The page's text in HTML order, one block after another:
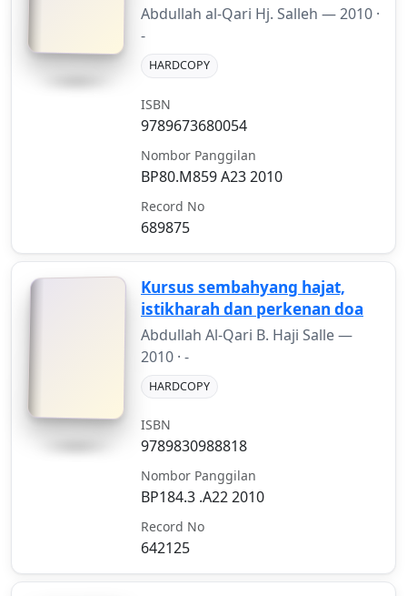
Abdullah al-Qari Hj. Salleh —2010 ·
-
HARDCOPY
ISBN
9789673680054
Nombor Panggilan
BP80.M859 A23 2010
Record No
689875
Kursus sembahyang hajat,
istikharah dan perkenan doa
Abdullah Al-Qari B. Haji Salle —
2010 · -
HARDCOPY
ISBN
9789830988818
Nombor Panggilan
BP184.3 .A22 2010
Record No
642125